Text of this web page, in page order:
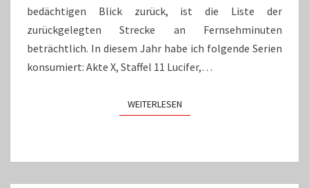
bedächtigen Blick zurück, ist die Liste der
zurückgelegten Strecke an Fernsehminuten
beträchtlich. In diesem Jahr habe ich folgende Serien
konsumiert: Akte X, Staffel 11 Lucifer,…
WEITERLESENWEITERLESEN